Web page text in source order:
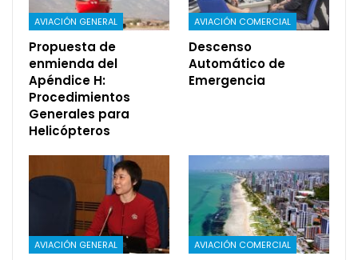
AVIACIÓN GENERAL
Propuesta de
enmienda del
Apéndice H:
Procedimientos
Generales para
Helicópteros
AVIACIÓN COMERCIAL
Descenso
Automático de
Emergencia
AVIACIÓN GENERAL AVIACIÓN COMERCIAL